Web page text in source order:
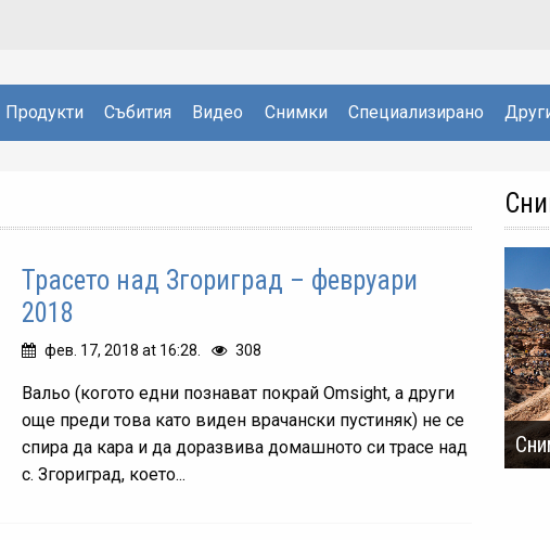
Продукти Събития Видео Снимки Специализирано
Трасето над Згориград – февруари
2018
фев. 17, 2018 at 16:28. 308
Вальо (когото едни познават покрай Omsight, а други
още преди това като виден врачански пустиняк) не се
спира да кара и да доразвива домашното си трасе над
с. Згориград, което...